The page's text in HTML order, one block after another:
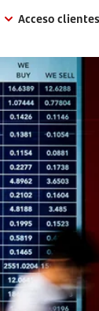
Acceso clientes